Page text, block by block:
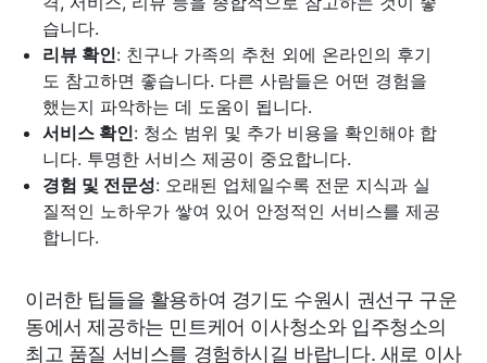
습니다.
리뷰 확인: 친구나 가족의 추천 외에 온라인의 후기
도 참고하면 좋습니다. 다른 사람들은 어떤 경험을
했는지 파악하는 데 도움이 됩니다.
서비스 확인: 청소 범위 및 추가 비용을 확인해야 합
니다. 투명한 서비스 제공이 중요합니다.
경험 및 전문성: 오래된 업체일수록 전문 지식과 실
질적인 노하우가 쌓여 있어 안정적인 서비스를 제공
합니다.
이러한 팁들을 활용하여 경기도 수원시 권선구 구운
동에서 제공하는 민트케어 이사청소와 입주청소의
최고 품질 서비스를 경험하시길 바랍니다. 새로 이사